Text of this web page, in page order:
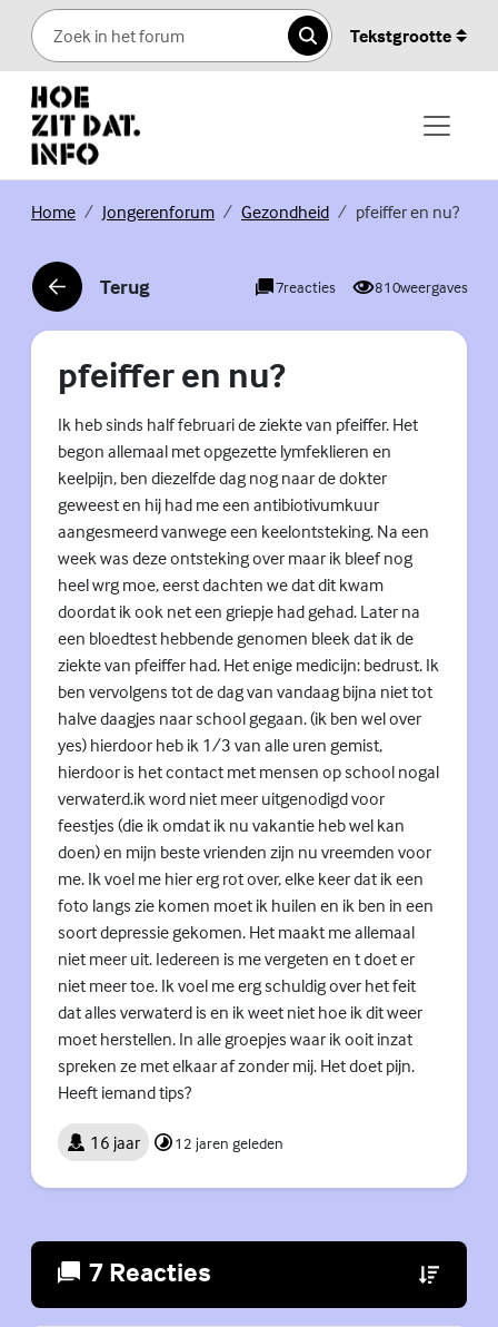
Skip to content
Zoeken
Tekstgrootte
Home(Externe link)
Jongerenforum(Externe link)
Gezondheid(Externe link)
pfeiffer en nu?
Terug
(Externe link) 7reacties 810weergaves
pfeiffer en nu?
Ik heb sinds half februari de ziekte van pfeiffer. Het
begon allemaal met opgezette lymfeklieren en
keelpijn, ben diezelfde dag nog naar de dokter
geweest en hij had me een antibiotivumkuur
aangesmeerd vanwege een keelontsteking. Na een
week was deze ontsteking over maar ik bleef nog
heel wrg moe, eerst dachten we dat dit kwam
doordat ik ook net een griepje had gehad. Later na
een bloedtest hebbende genomen bleek dat ik de
ziekte van pfeiffer had. Het enige medicijn: bedrust. Ik
ben vervolgens tot de dag van vandaag bijna niet tot
halve daagjes naar school gegaan. (ik ben wel over
yes) hierdoor heb ik 1/3 van alle uren gemist,
hierdoor is het contact met mensen op school nogal
verwaterd.ik word niet meer uitgenodigd voor
feestjes (die ik omdat ik nu vakantie heb wel kan
doen) en mijn beste vrienden zijn nu vreemden voor
me. Ik voel me hier erg rot over, elke keer dat ik een
foto langs zie komen moet ik huilen en ik ben in een
soort depressie gekomen. Het maakt me allemaal
niet meer uit. Iedereen is me vergeten en t doet er
niet meer toe. Ik voel me erg schuldig over het feit
dat alles verwaterd is en ik weet niet hoe ik dit weer
moet herstellen. In alle groepjes waar ik ooit inzat
spreken ze met elkaar af zonder mij. Het doet pijn.
Heeft iemand tips?
16 jaar 12 jaren geleden
7 Reacties (Externe